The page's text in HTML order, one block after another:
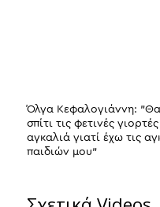
Όλγα Κεφαλογιάννη:
σπίτι τις φετινές
αγκαλιά γιατί έχω τις
παιδιών μου"